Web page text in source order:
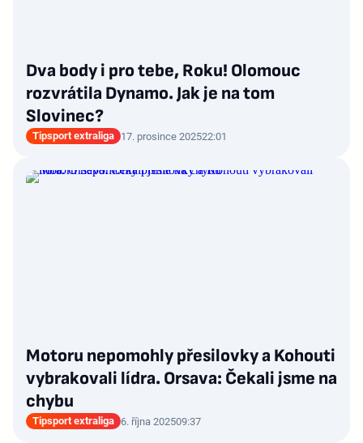
Dva body i pro tebe, Roku! Olomouc
rozvrátila Dynamo. Jak je na tom
Slovinec?
Tipsport extraliga 17. prosince 202522:01
Motoru nepomohly přesilovky a Kohouti
vybrakovali lídra. Orsava: Čekali jsme na
chybu
Tipsport extraliga 6. října 202509:37